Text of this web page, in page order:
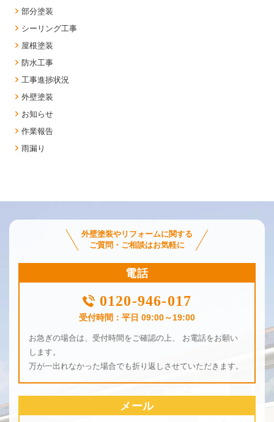
部分塗装
シーリング工事
屋根塗装
防水工事
工事進捗状況
外壁塗装
お知らせ
作業報告
雨漏り
外壁塗装やリフォームに関する
ご質問・ご相談はお気軽に
電話
0120-946-017
受付時間：平日 09:00～19:00
お急ぎの場合は、受付時間をご確認の上、 お電話をお願い
します。
万が一出れなかった場合でも折り返しさせていただきます。
メール